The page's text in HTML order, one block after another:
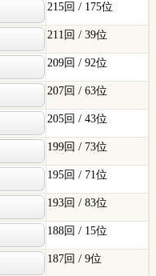
215回 / 175位
211回 / 39位
209回 / 92位
207回 / 63位
205回 / 43位
199回 / 73位
195回 / 71位
193回 / 83位
188回 / 15位
187回 / 9位